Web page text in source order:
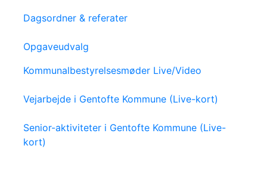
Dagsordner & referater
Opgaveudvalg
Kommunalbestyrelsesmøder Live/Video
Vejarbejde i Gentofte Kommune (Live-kort)
Senior-aktiviteter i Gentofte Kommune (Live-
kort)